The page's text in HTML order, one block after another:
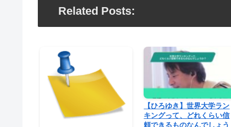
Related Posts:
【ひろゆき】世界大学ラン
キングって、どれくらい信
頼できるものなんでしょう